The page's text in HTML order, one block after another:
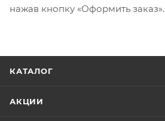
нажав кнопку «Оформить заказ».
КАТАЛОГ
АКЦИИ